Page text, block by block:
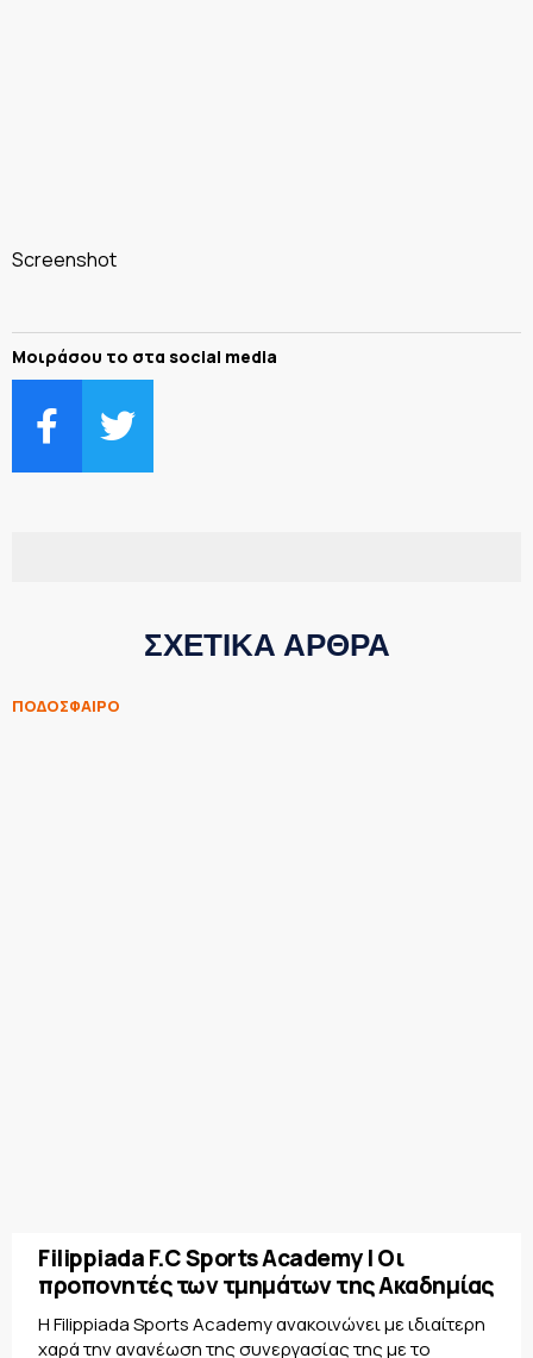
Screenshot
Μοιράσου το στα social media
ΣΧΕΤΙΚΑ ΑΡΘΡΑ
ΠΟΔΟΣΦΑΙΡΟ
Filippiada F.C Sports Academy | Οι
προπονητές των τμημάτων της Ακαδημίας
Η Filippiada Sports Academy ανακοινώνει με ιδιαίτερη
χαρά την ανανέωση της συνεργασίας της με το